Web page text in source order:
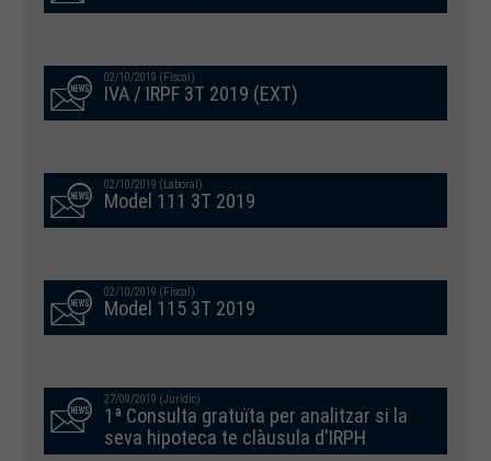
02/10/2019 (Fiscal)
IVA / IRPF 3T 2019 (EXT)
02/10/2019 (Laboral)
Model 111 3T 2019
02/10/2019 (Fiscal)
Model 115 3T 2019
27/09/2019 (Jurídic)
1ª Consulta gratuïta per analitzar si la
seva hipoteca te clàusula d'IRPH